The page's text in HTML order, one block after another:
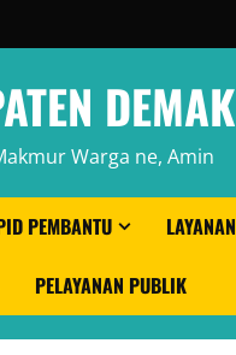
DEMAK
Warga ne, Amin
PEMBANTU LAYANAN
PELAYANAN PUBLIK